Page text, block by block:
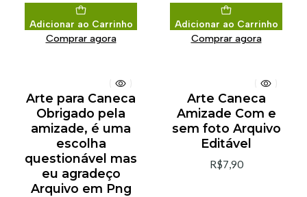
Adicionar ao Carrinho
Comprar agora
Adicionar ao Carrinho
Comprar agora
Arte para Caneca
Obrigado pela
amizade, é uma
escolha
questionável mas
eu agradeço
Arquivo em Png
Arte Caneca
Amizade Com e
sem foto Arquivo
Editável
R$7,90